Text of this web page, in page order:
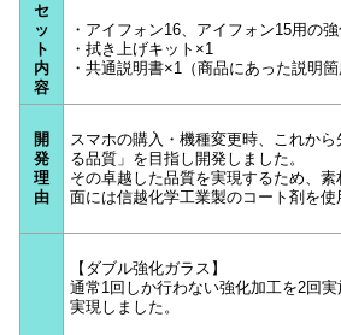
セ
ッ
ト
内
容
・アイフォン16、アイフォン15用の
・拭き上げキット×1
・共通説明書×1（商品にあった説明
開
発
理
由
スマホの購入・機種変更時、これか
る品質」を目指し開発しました。
その卓越した品質を実現するため、
面には信越化学工業製のコート剤を使
【ダブル強化ガラス】
通常1回しか行わない強化加工を2回
実現しました。